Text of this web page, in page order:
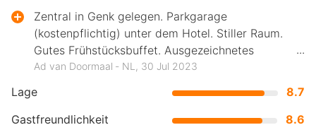
Lage
8.7
Gastfreundlichkeit
8.6
Zentral in Genk gelegen. Parkgarage
(kostenpflichtig) unter dem Hotel. Stiller Raum.
Gutes Frühstücksbuffet. Ausgezeichnetes
kulinarisches Restaurant Gusto.
Ad van Doormaal ‐ NL, 30 Jul 2023